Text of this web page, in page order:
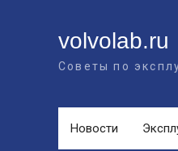
volvolab.ru
Советы по
Новости